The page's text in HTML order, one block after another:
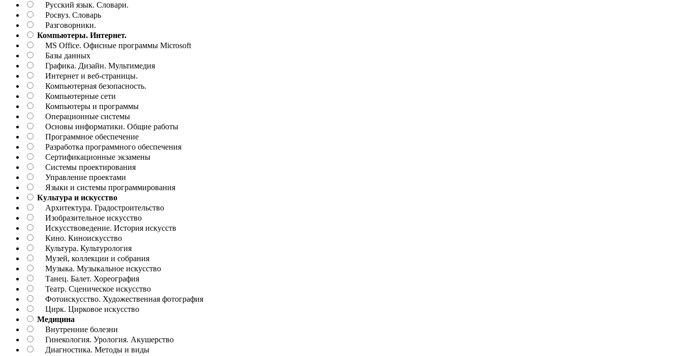
Русский язык. Словари.
Росвуз. Словарь
Разговорники.
Компьютеры. Интернет.
MS Office. Офисные программы Microsoft
Базы данных
Графика. Дизайн. Мультимедия
Интернет и веб-страницы.
Компьютерная безопасность.
Компьютерные сети
Компьютеры и программы
Операционные системы
Основы информатики. Общие работы
Программное обеспечение
Разработка программного обеспечения
Сертификационные экзамены
Системы проектирования
Управление проектами
Языки и системы программирования
Культура и искусство
Архитектура. Градостроительство
Изобразительное искусство
Искусствоведение. История искусств
Кино. Киноискусство
Культура. Культурология
Музей, коллекции и собрания
Музыка. Музыкальное искусство
Танец. Балет. Хореография
Театр. Сценическое искусство
Фотоискусство. Художественная фотография
Цирк. Цирковое искусство
Медицина
Внутренние болезни
Гинекология. Урология. Акушерство
Диагностика. Методы и виды